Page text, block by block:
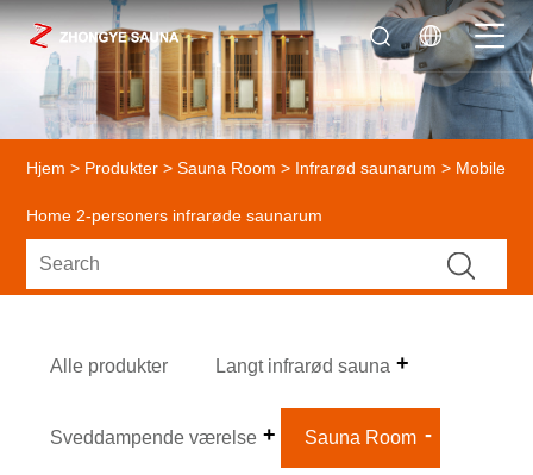
Hjem > Produkter >Sauna Room > Infrarød saunarum > Mobile
Home 2-personers infrarøde saunarum
Alle produkter Langt infrarød sauna
Sveddampende værelse Sauna Room